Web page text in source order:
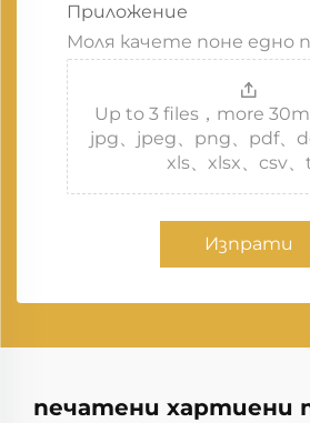
Приложение
Моля качете поне едно
Up to 3 files，more
jpg、jpeg、png、pdf、
xls、xlsx、csv
Изпрати
печатени хартиени